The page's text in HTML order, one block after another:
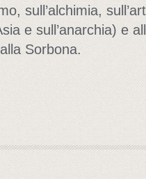
sull’alchimia,
e sull’anarchia) e
Sorbona.